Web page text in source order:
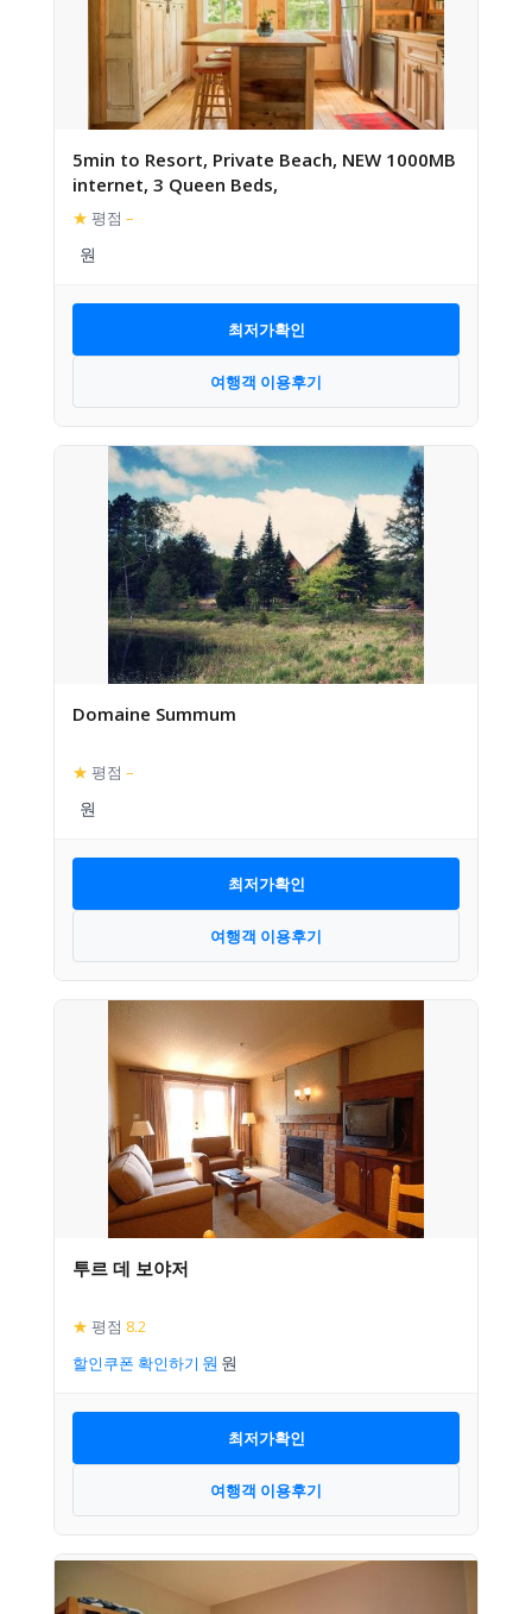
5min to Resort, Private Beach, NEW 1000MB
internet, 3 Queen Beds,
★ 평점 –
최저가확인
여행객 이용후기
Domaine Summum
★ 평점 –
최저가확인
여행객 이용후기
투르 데 보야저
★ 평점 8.2
할인쿠폰 확인하기
최저가확인
여행객 이용후기